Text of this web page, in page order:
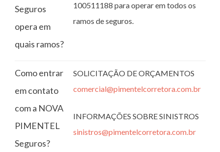
Seguros
opera em
quais ramos?
100511188 para operar em todos os
ramos de seguros.
Como entrar
em contato
com a NOVA
PIMENTEL
Seguros?
SOLICITAÇÃO DE ORÇAMENTOS
comercial@pimentelcorretora.com.br
INFORMAÇÕES SOBRE SINISTROS
sinistros@pimentelcorretora.com.br